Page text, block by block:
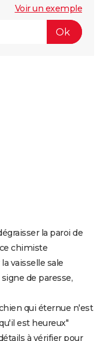
Voir un exemple
la paroi de
chimiste
vaisselle sale
de paresse,
qui éternue n'est
est heureux"
à vérifier pour